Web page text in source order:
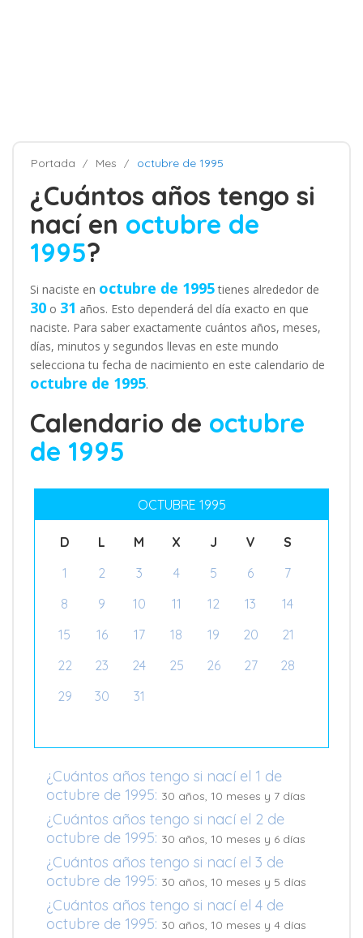
Portada Mes octubre de 1995
¿Cuántos años tengo si
nací en octubre de
1995?
Si naciste en octubre de 1995tienes alrededor de
30 o 31 años. Esto dependerá del día exacto en que
naciste. Para saber exactamente cuántos años, meses,
días, minutos y segundos llevas en este mundo
selecciona tu fecha de nacimiento en este calendario de
octubre de 1995.
Calendario de octubre
de 1995
OCTUBRE 1995
D L M X J V
S
1
2 3 4 5 6
7
8
9 10 11 12 13
14
15
16 17 18 19 20
21
22
23 24 25 26 27
28
29
30 31
¿Cuántos años tengo si nací el 1 de
octubre de 1995: 30 años, 10 meses y 7 días
¿Cuántos años tengo si nací el 2 de
octubre de 1995: 30 años, 10 meses y 6 días
¿Cuántos años tengo si nací el 3 de
octubre de 1995: 30 años, 10 meses y 5 días
¿Cuántos años tengo si nací el 4 de
octubre de 1995: 30 años, 10 meses y 4 días